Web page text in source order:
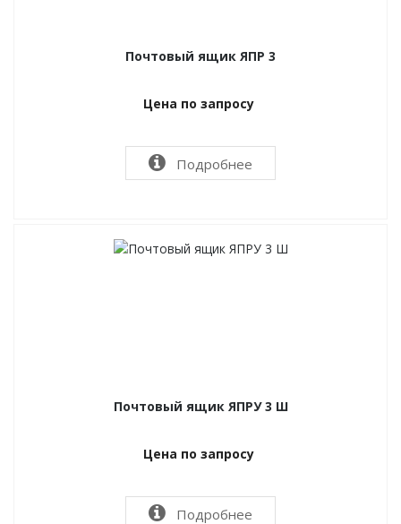
Почтовый ящик ЯПР 3
Цена по запросу
Подробнее
Почтовый ящик ЯПРУ 3 Ш
Цена по запросу
Подробнее